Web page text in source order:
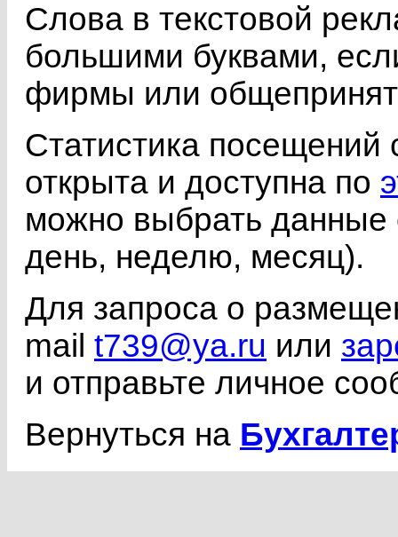
Слова в текстовой
большими буквами,
фирмы или
Статистика посещений
открыта и доступна по
можно выбрать данные
день, неделю, месяц).
Для запроса о
mail t739@ya.ru или
и отправьте личное
Вернуться на